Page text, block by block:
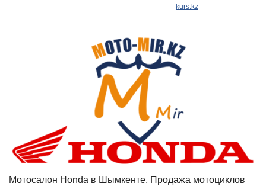
Мотосалон Honda в Шымкенте, Продажа мотоциклов